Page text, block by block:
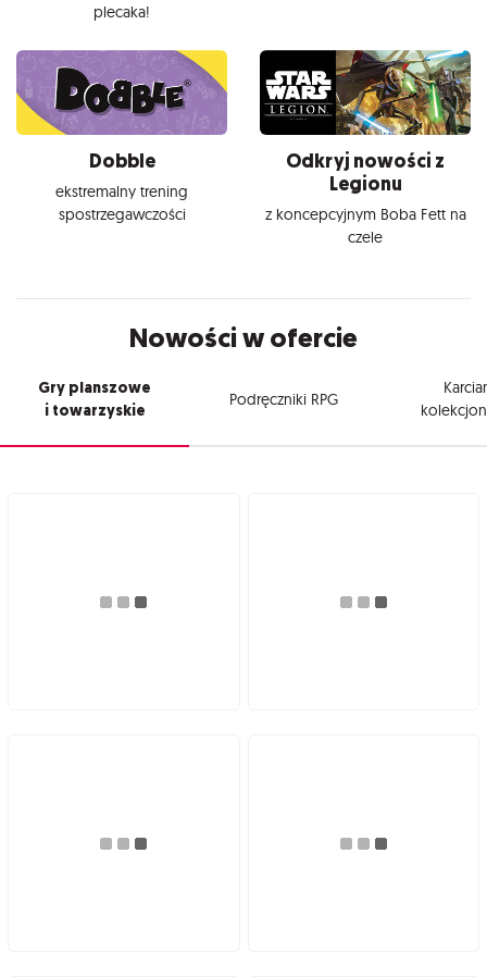
plecaka!
Dobble
ekstremalny trening
spostrzegawczości
Odkryj nowości z
Legionu
z koncepcyjnym Boba Fett na
czele
Nowości w ofercie
Gry planszowe
i towarzyskie
Podręczniki RPG